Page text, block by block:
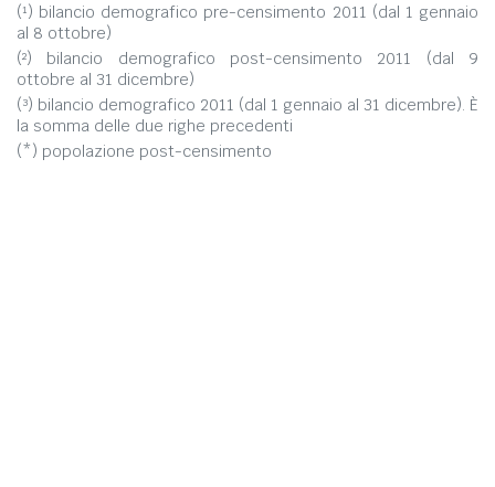
(¹) bilancio demografico pre-censimento 2011 (dal 1 gennaio
al 8 ottobre)
(²) bilancio demografico post-censimento 2011 (dal 9
ottobre al 31 dicembre)
(³) bilancio demografico 2011 (dal 1 gennaio al 31 dicembre). È
la somma delle due righe precedenti
(*) popolazione post-censimento